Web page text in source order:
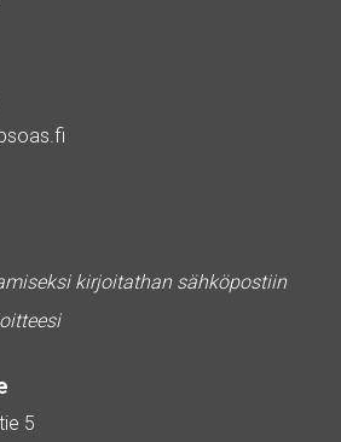
kirjoitathan sähköpostiin
5